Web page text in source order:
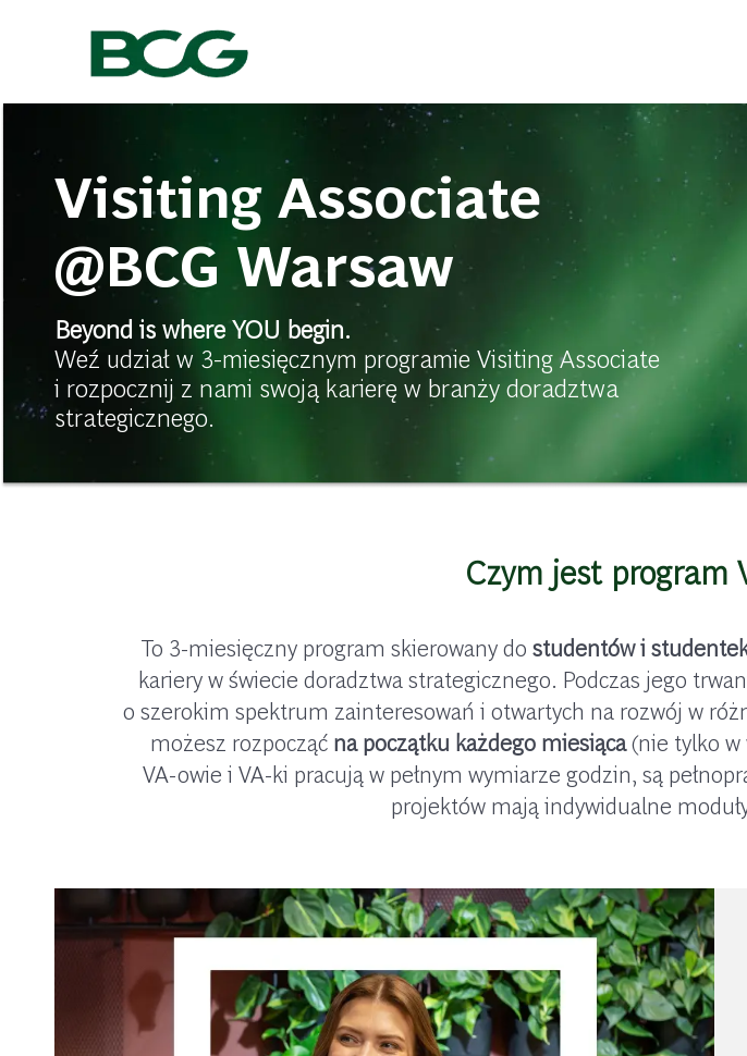
Visiting Associate
@BCG Warsaw
Beyond is where YOU begin.
Weź udział w 3-miesięcznym programie Visiting Associate
i rozpocznij z nami swoją karierę w branży doradztwa
strategicznego.
Czym jest program
To 3-miesięczny program skierowany do studentów i
kariery w świecie doradztwa strategicznego. Podczas jego
o szerokim spektrum zainteresowań i otwartych na rozwój w
możesz rozpocząć na początku każdego miesiąca(nie tylko w
VA-owie i VA-ki pracują w pełnym wymiarze godzin, są
projektów mają indywidualne